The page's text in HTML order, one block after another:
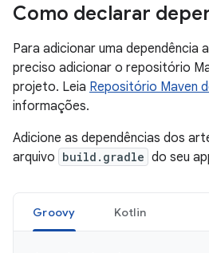
Como declarar
Para adicionar uma dependência
preciso adicionar o repositório
projeto. Leia Repositório Maven
informações.
Adicione as dependências dos
arquivo build.gradle do seu
Groovy Kotlin